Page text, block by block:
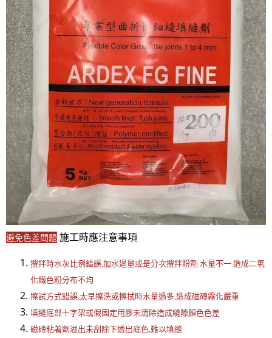
避免色差問題 施工時應注意事項
攪拌時水灰比例錯誤,加水過量或是分次攪拌粉劑 水量不一 造成二氧
化鐵色粉分布不均
擦試方式錯誤,太早擦洗或擦拭時水量過多,造成磁磚霧化嚴重
填縫底部十字架或假固定用膠未清除造成縫隙顏色色差
磁磚粘著劑溢出未刮除下透出底色,難以填縫